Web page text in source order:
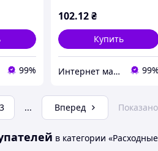
99%
102.12₴
Купить
Интернет магазин "Упаковка" 99%
3 ... Вперед
в категории